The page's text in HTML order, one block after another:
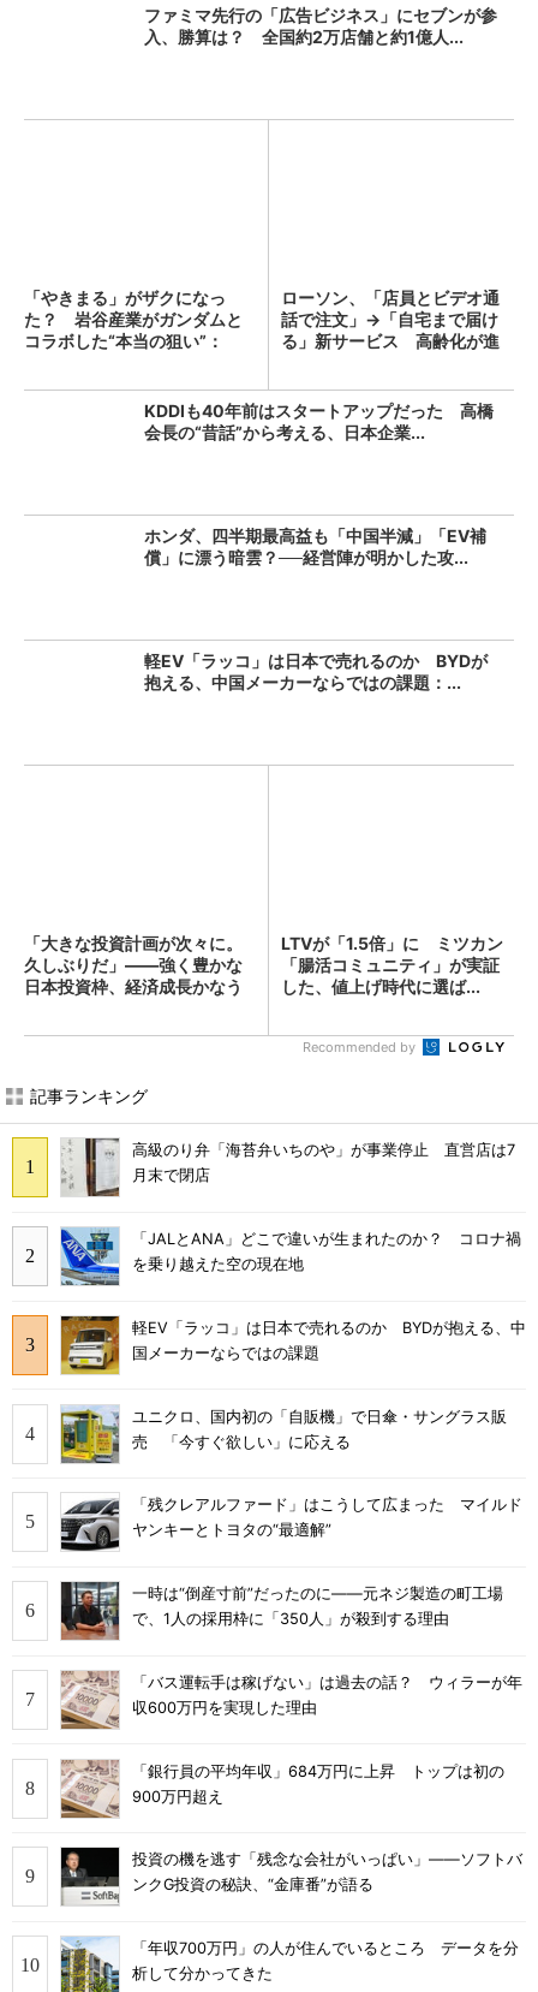
ファミマ先行の「広告ビジネス」にセブンが参
入、勝算は？ 全国約2万店舗と約1億人...
「やきまる」がザクになっ
た？ 岩谷産業がガンダムと
コラボした“本当の狙い”：
ローソン、「店員とビデオ通
話で注文」→「自宅まで届け
る」新サービス 高齢化が進
KDDIも40年前はスタートアップだった 高橋
会長の“昔話”から考える、日本企業...
ホンダ、四半期最高益も「中国半減」「EV補
償」に漂う暗雲？──経営陣が明かした攻...
軽EV「ラッコ」は日本で売れるのか BYDが
抱える、中国メーカーならではの課題：...
「大きな投資計画が次々に。
久しぶりだ」――強く豊かな
日本投資枠、経済成長かなう
LTVが「1.5倍」に ミツカン
「腸活コミュニティ」が実証
した、値上げ時代に選ば...
Recommended by
記事ランキング
高級のり弁「海苔弁いちのや」が事業停止 直営店は7
月末で閉店
「JALとANA」どこで違いが生まれたのか？ コロナ禍
を乗り越えた空の現在地
軽EV「ラッコ」は日本で売れるのか BYDが抱える、中
国メーカーならではの課題
ユニクロ、国内初の「自販機」で日傘・サングラス販
売 「今すぐ欲しい」に応える
「残クレアルファード」はこうして広まった マイルド
ヤンキーとトヨタの“最適解”
一時は“倒産寸前”だったのに――元ネジ製造の町工場
で、1人の採用枠に「350人」が殺到する理由
「バス運転手は稼げない」は過去の話？ ウィラーが年
収600万円を実現した理由
「銀行員の平均年収」684万円に上昇 トップは初の
900万円超え
投資の機を逃す「残念な会社がいっぱい」――ソフトバ
ンクG投資の秘訣、“金庫番”が語る
「年収700万円」の人が住んでいるところ データを分
析して分かってきた